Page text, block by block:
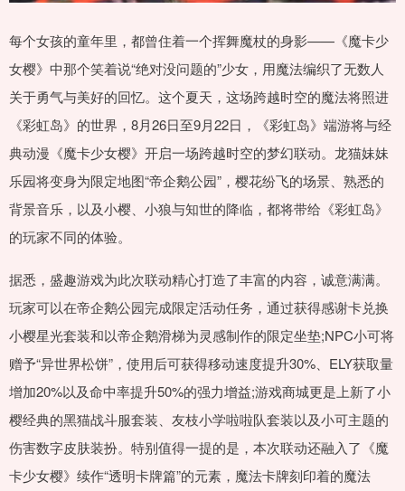
每个女孩的童年里，都曾住着一个挥舞魔杖的身影——《魔卡少
女樱》中那个笑着说“绝对没问题的”少女，用魔法编织了无数人
关于勇气与美好的回忆。这个夏天，这场跨越时空的魔法将照进
《彩虹岛》的世界，8月26日至9月22日，《彩虹岛》端游将与经
典动漫《魔卡少女樱》开启一场跨越时空的梦幻联动。龙猫妹妹
乐园将变身为限定地图“帝企鹅公园”，樱花纷飞的场景、熟悉的
背景音乐，以及小樱、小狼与知世的降临，都将带给《彩虹岛》
的玩家不同的体验。
据悉，盛趣游戏为此次联动精心打造了丰富的内容，诚意满满。
玩家可以在帝企鹅公园完成限定活动任务，通过获得感谢卡兑换
小樱星光套装和以帝企鹅滑梯为灵感制作的限定坐垫;NPC小可将
赠予“异世界松饼”，使用后可获得移动速度提升30%、ELY获取量
增加20%以及命中率提升50%的强力增益;游戏商城更是上新了小
樱经典的黑猫战斗服套装、友枝小学啦啦队套装以及小可主题的
伤害数字皮肤装扮。特别值得一提的是，本次联动还融入了《魔
卡少女樱》续作“透明卡牌篇”的元素，魔法卡牌刻印着的魔法